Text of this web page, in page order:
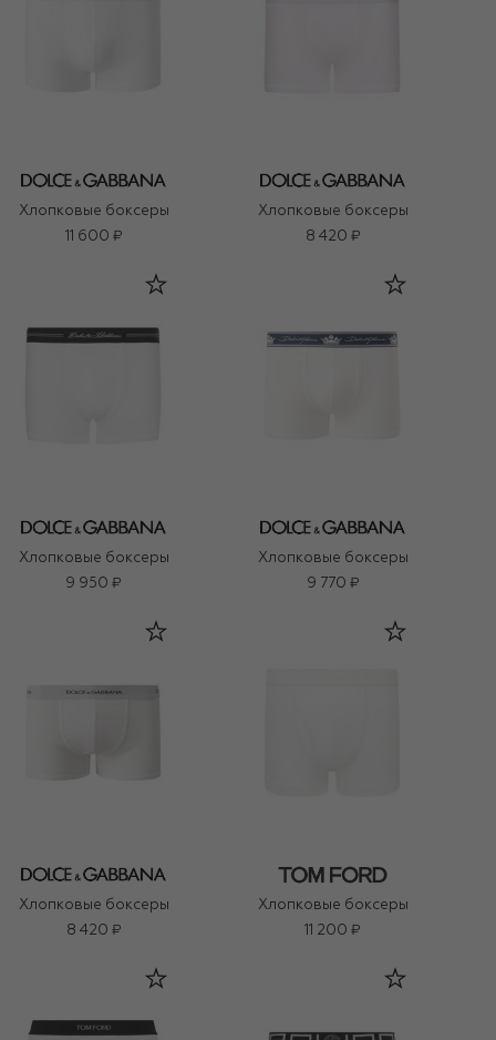
Хлопковые боксеры
11 600 ₽
Хлопковые боксеры
8 420 ₽
Хлопковые боксеры
9 950 ₽
Хлопковые боксеры
9 770 ₽
Хлопковые боксеры
8 420 ₽
Хлопковые боксеры
11 200 ₽